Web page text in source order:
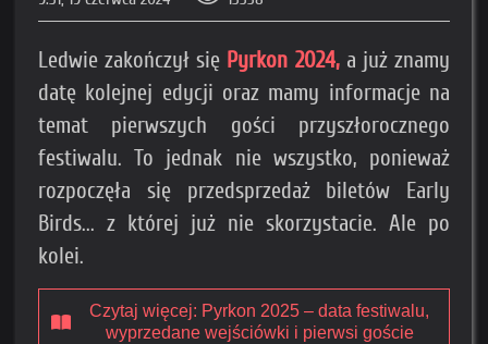
Ledwie zakończył się Pyrkon 2024,a już znamy
datę kolejnej edycji oraz mamy informacje na
temat pierwszych gości przyszłorocznego
festiwalu. To jednak nie wszystko, ponieważ
rozpoczęła się przedsprzedaż biletów Early
Birds... z której już nie skorzystacie. Ale po
kolei.
Czytaj więcej: Pyrkon 2025 – data festiwalu,
wyprzedane wejściówki i pierwsi goście